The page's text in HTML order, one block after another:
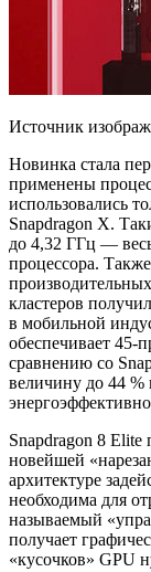
Источник
Новинка стала
применены
использовались
Snapdragon X.
до 4,32 ГГц —
процессора.
кластеров
в мобильной
обеспечивает 45-
сравнению со
величину до 44 %
Snapdragon 8 Elite
новейшей
архитектуре
необходима для
называемый
получает
«кусочков» GPU